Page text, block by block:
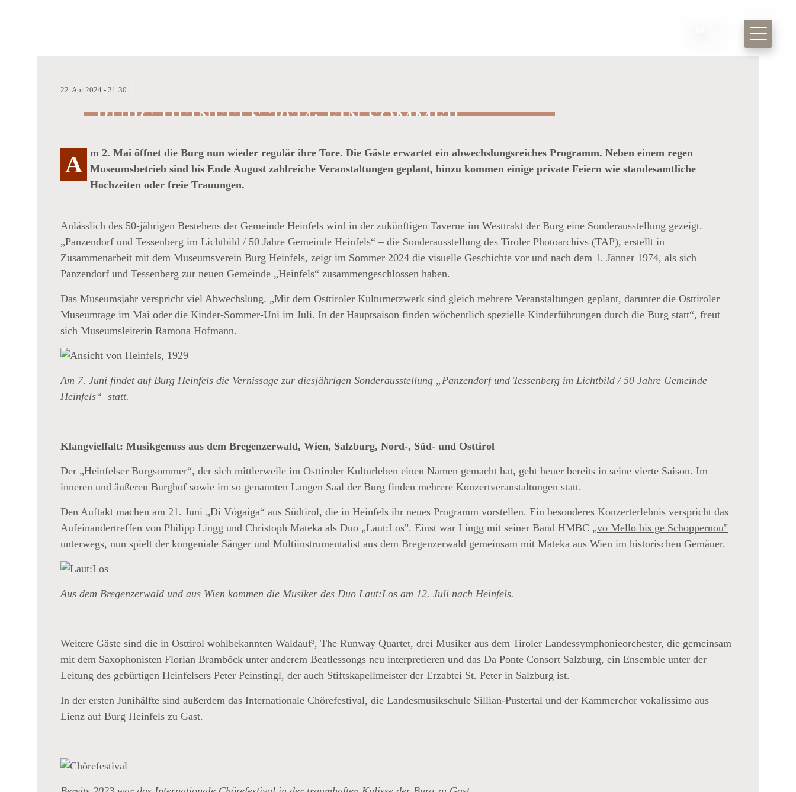
22.Apr 2024 - 21:30
BURG HEINFELS 2024: EIN SOMMER
VOLLER VIELFALT
A
m 2. Mai öffnet die Burg nun wieder regulär ihre Tore. Die Gäste erwartet ein abwechslungsreiches Programm. Neben einem regen
Museumsbetrieb sind bis Ende August zahlreiche Veranstaltungen geplant, hinzu kommen einige private Feiern wie standesamtliche
Hochzeiten oder freie Trauungen.
Anlässlich des 50-jährigen Bestehens der Gemeinde Heinfels wird in der zukünftigen Taverne im Westtrakt der Burg eine Sonderausstellung gezeigt.
„Panzendorf und Tessenberg im Lichtbild / 50 Jahre Gemeinde Heinfels“ – die Sonderausstellung des Tiroler Photoarchivs (TAP), erstellt in
Zusammenarbeit mit dem Museumsverein Burg Heinfels, zeigt im Sommer 2024 die visuelle Geschichte vor und nach dem 1. Jänner 1974, als sich
Panzendorf und Tessenberg zur neuen Gemeinde „Heinfels“ zusammengeschlossen haben.
Das Museumsjahr verspricht viel Abwechslung. „Mit dem Osttiroler Kulturnetzwerk sind gleich mehrere Veranstaltungen geplant, darunter die Osttiroler
Museumtage im Mai oder die Kinder-Sommer-Uni im Juli. In der Hauptsaison finden wöchentlich spezielle Kinderführungen durch die Burg statt“, freut
sich Museumsleiterin Ramona Hofmann.
Am 7. Juni findet auf Burg Heinfels die Vernissage zur diesjährigen Sonderausstellung „Panzendorf und Tessenberg im Lichtbild / 50 Jahre Gemeinde
Heinfels“ statt.
Klangvielfalt: Musikgenuss aus dem Bregenzerwald, Wien, Salzburg, Nord-, Süd- und Osttirol
Der „Heinfelser Burgsommer“, der sich mittlerweile im Osttiroler Kulturleben einen Namen gemacht hat, geht heuer bereits in seine vierte Saison. Im
inneren und äußeren Burghof sowie im so genannten Langen Saal der Burg finden mehrere Konzertveranstaltungen statt.
Den Auftakt machen am 21. Juni „Di Vógaiga“ aus Südtirol, die in Heinfels ihr neues Programm vorstellen. Ein besonderes Konzerterlebnis verspricht das
Aufeinandertreffen von Philipp Lingg und Christoph Mateka als Duo „Laut:Los". Einst war Lingg mit seiner Band HMBC „vo Mello bis ge Schoppernou"
unterwegs, nun spielt der kongeniale Sänger und Multiinstrumentalist aus dem Bregenzerwald gemeinsam mit Mateka aus Wien im historischen Gemäuer.
Aus dem Bregenzerwald und aus Wien kommen die Musiker des Duo Laut:Los am 12. Juli nach Heinfels.
Weitere Gäste sind die in Osttirol wohlbekannten Waldauf³, The Runway Quartet, drei Musiker aus dem Tiroler Landessymphonieorchester, die gemeinsam
mit dem Saxophonisten Florian Bramböck unter anderem Beatlessongs neu interpretieren und das Da Ponte Consort Salzburg, ein Ensemble unter der
Leitung des gebürtigen Heinfelsers Peter Peinstingl, der auch Stiftskapellmeister der Erzabtei St. Peter in Salzburg ist.
In der ersten Junihälfte sind außerdem das Internationale Chörefestival, die Landesmusikschule Sillian-Pustertal und der Kammerchor vokalissimo aus
Lienz auf Burg Heinfels zu Gast.